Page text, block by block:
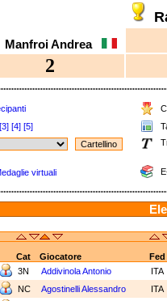
Manfroi Andrea
2
[3] [4] [5]
virtuali
Cat Giocatore
Fed
3N Addivinola Antonio
ITA
NC Agostinelli Alessandro
ITA